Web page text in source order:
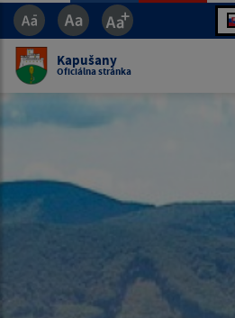
Kapušany
Oficiálna stránka